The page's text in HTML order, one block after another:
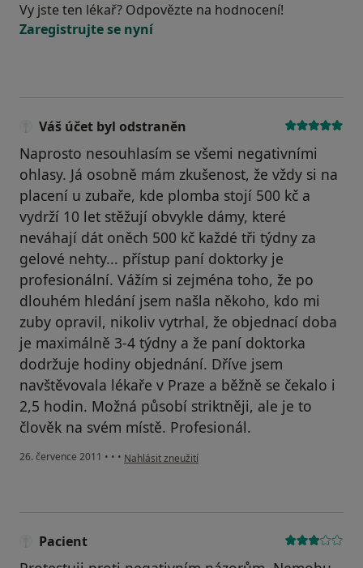
Vy jste ten lékař? Odpovězte na hodnocení!
Zaregistrujte se nyní
Váš účet byl odstraněn
Naprosto nesouhlasím se všemi negativními
ohlasy. Já osobně mám zkušenost, že vždy si na
placení u zubaře, kde plomba stojí 500 kč a
vydrží 10 let stěžují obvykle dámy, které
neváhají dát oněch 500 kč každé tři týdny za
gelové nehty... přístup paní doktorky je
profesionální. Vážím si zejména toho, že po
dlouhém hledání jsem našla někoho, kdo mi
zuby opravil, nikoliv vytrhal, že objednací doba
je maximálně 3-4 týdny a že paní doktorka
dodržuje hodiny objednání. Dříve jsem
navštěvovala lékaře v Praze a běžně se čekalo i
2,5 hodin. Možná působí striktněji, ale je to
člověk na svém místě. Profesionál.
26. července 2011 • • • podle názoru uživatele Váš účet byl odstraněn
Nahlásit zneužití
Pacient